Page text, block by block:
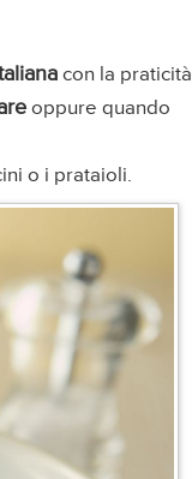
con la praticità
oppure quando
o i prataioli.